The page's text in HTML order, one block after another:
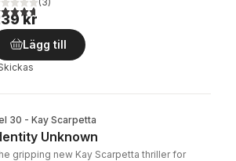
utav 5 stjärnor. Totalt antal röster:
kr
Lägg till
30 - Kay Scarpetta
Unknown
gripping new Kay Scarpetta thriller for